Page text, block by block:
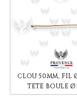
CLOU 50MM, FIL
TÊTE BOULE